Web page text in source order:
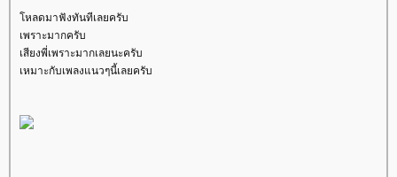
หลดมาฟังทันทีเลยครับ
เพราะมากครับ
เสียงพี่เพราะมากเลยนะครับ
เหมาะกับเพลงแนวๆนี้เลยครับ